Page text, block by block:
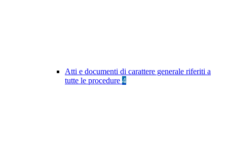
Atti e documenti di carattere generale riferiti a
tutte le procedure 4